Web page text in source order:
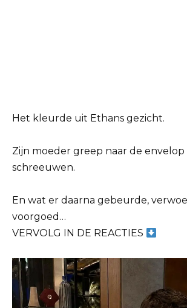
Het kleurde uit Ethans gezicht.
Zijn moeder greep naar de
schreeuwen.
En wat er daarna gebeurde,
voorgoed…
VERVOLG IN DE REACTIES